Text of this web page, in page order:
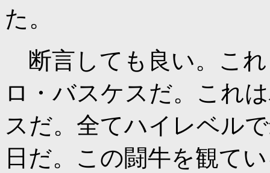
た。
断言しても良い。こ
ロ・バスケスだ。これ
スだ。全てハイレベル
日だ。この闘牛を観て